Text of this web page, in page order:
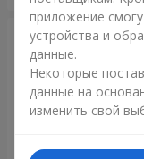
приложение
устройства и
данные.
Некоторые
данные на
изменить свой